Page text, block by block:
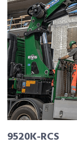
9520K-RCS